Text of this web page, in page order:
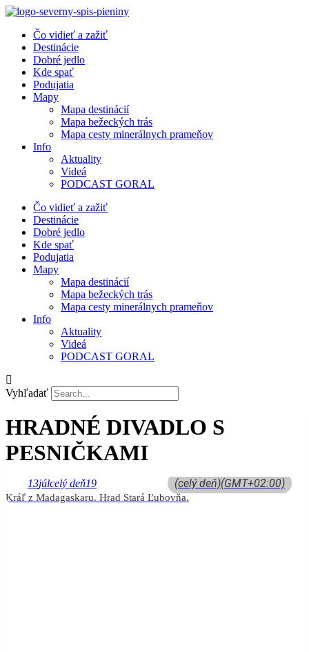
Preskočiť
obsah
Čo vidieť a zažiť
Destinácie
Dobré jedlo
Kde spať
Podujatia
Mapy
Mapa destinácií
Mapa bežeckých trás
Mapa cesty minerálnych prameňov
Info
Aktuality
Videá
PODCAST GORAL
Čo vidieť a zažiť
Destinácie
Dobré jedlo
Kde spať
Podujatia
Mapy
Mapa destinácií
Mapa bežeckých trás
Mapa cesty minerálnych prameňov
Info
Aktuality
Videá
PODCAST GORAL
Vyhľadať
HRADNÉ DIVADLO S
PESNIČKAMI
13júlcelý deň19 (celý deň)(GMT+02:00)
Kráľ z Madagaskaru. Hrad Stará Ľubovňa.